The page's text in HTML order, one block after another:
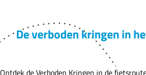
De verboden kringen in
Ontdek de Verboden Kringen in de